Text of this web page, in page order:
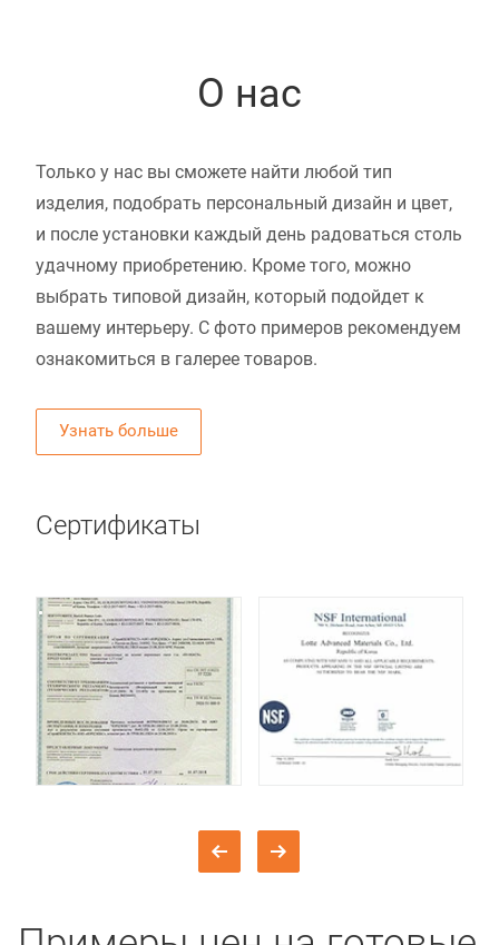
О нас
Только у нас вы сможете найти любой тип
изделия, подобрать персональный дизайн и цвет,
и после установки каждый день радоваться столь
удачному приобретению. Кроме того, можно
выбрать типовой дизайн, который подойдет к
вашему интерьеру. С фото примеров рекомендуем
ознакомиться в галерее товаров.
Узнать больше
Сертификаты